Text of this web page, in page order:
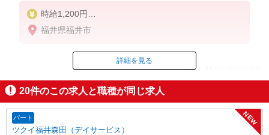
時給1,200円
★週払いOK（規定あり）
福井県福井市
ID：AE0626580396
掲載期間終了
詳細を見る
20件のこの求人と職種が同じ求人
パート
ツクイ福井森田（デイサービス）
NEW